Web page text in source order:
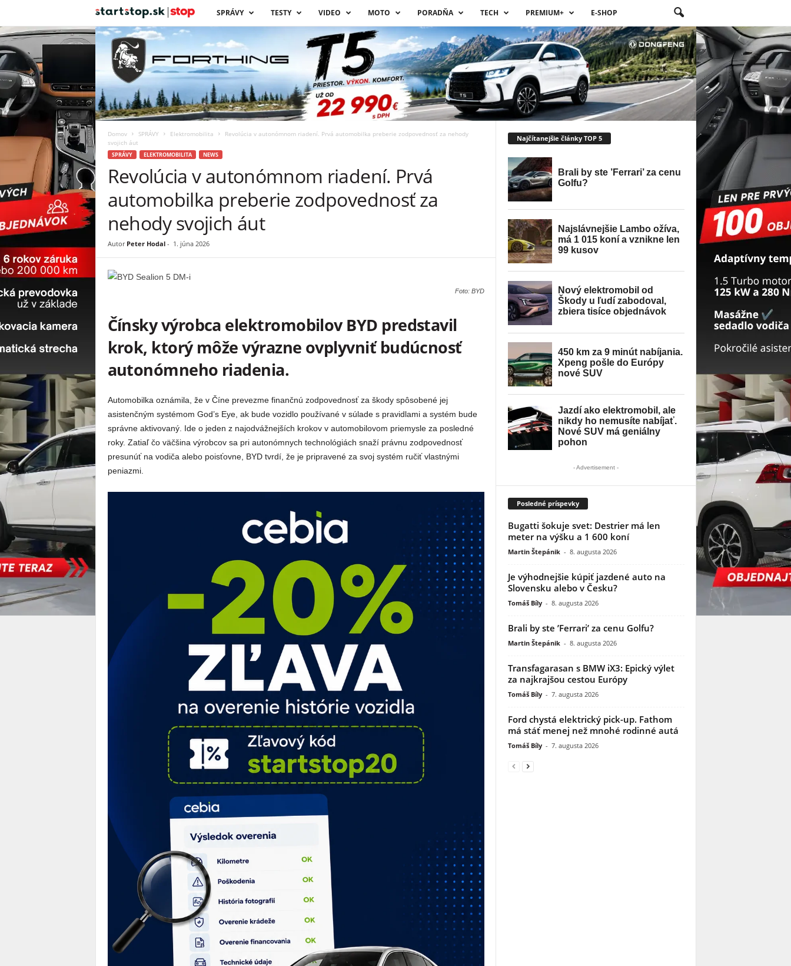
a
r
t
p
SPRÁVY TESTY VIDEO MOTO PORADŇA TECH PREMIUM+ E-SHOP
Domov SPRÁVY Elektromobilita
Revolúcia v autonómnom riadení. Prvá automobilka preberie zodpovednosť za nehody
svojich áut
SPRÁVY ELEKTROMOBILITA NEWS
Revolúcia v autonómnom riadení. Prvá
automobilka preberie zodpovednosť za
nehody svojich áut
Autor Peter Hodal- 1. júna 2026
Foto: BYD
Čínsky výrobca elektromobilov BYD predstavil
krok, ktorý môže výrazne ovplyvniť budúcnosť
autonómneho riadenia.
Automobilka oznámila, že v Číne prevezme finančnú zodpovednosť za škody spôsobené jej
asistenčným systémom God’s Eye, ak bude vozidlo používané v súlade s pravidlami a systém bude
správne aktivovaný. Ide o jeden z najodvážnejších krokov v automobilovom priemysle za posledné
roky. Zatiaľ čo väčšina výrobcov sa pri autonómnych technológiách snaží právnu zodpovednosť
presunúť na vodiča alebo poisťovne, BYD tvrdí, že je pripravené za svoj systém ručiť vlastnými
peniazmi.
Najčítanejšie články TOP 5
- Advertisement -
Posledné príspevky
Bugatti šokuje svet: Destrier má len
meter na výšku a 1 600 koní
Martin Štepánik - 8. augusta 2026
Je výhodnejšie kúpiť jazdené auto na
Slovensku alebo v Česku?
Tomáš Bíly - 8. augusta 2026
Brali by ste ’Ferrari’ za cenu Golfu?
Martin Štepánik - 8. augusta 2026
Transfagarasan s BMW iX3: Epický výlet
za najkrajšou cestou Európy
Tomáš Bíly - 7. augusta 2026
Ford chystá elektrický pick-up. Fathom
má stáť menej než mnohé rodinné autá
Tomáš Bíly - 7. augusta 2026